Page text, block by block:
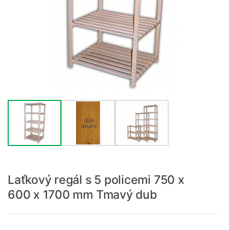
Laťkový regál s 5 policemi 750 x
600 x 1700 mm Tmavý dub